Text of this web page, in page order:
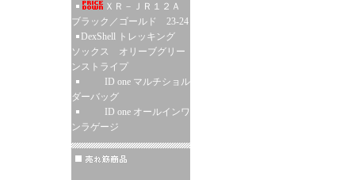
ＸＲ－ＪＲ１２Ａ
ブラック／ゴールド 23-24
DexShell トレッキング
ソックス オリーブグリー
ンストライプ
ID one マルチショル
ダーバッグ
ID one オールインワ
ンラゲージ